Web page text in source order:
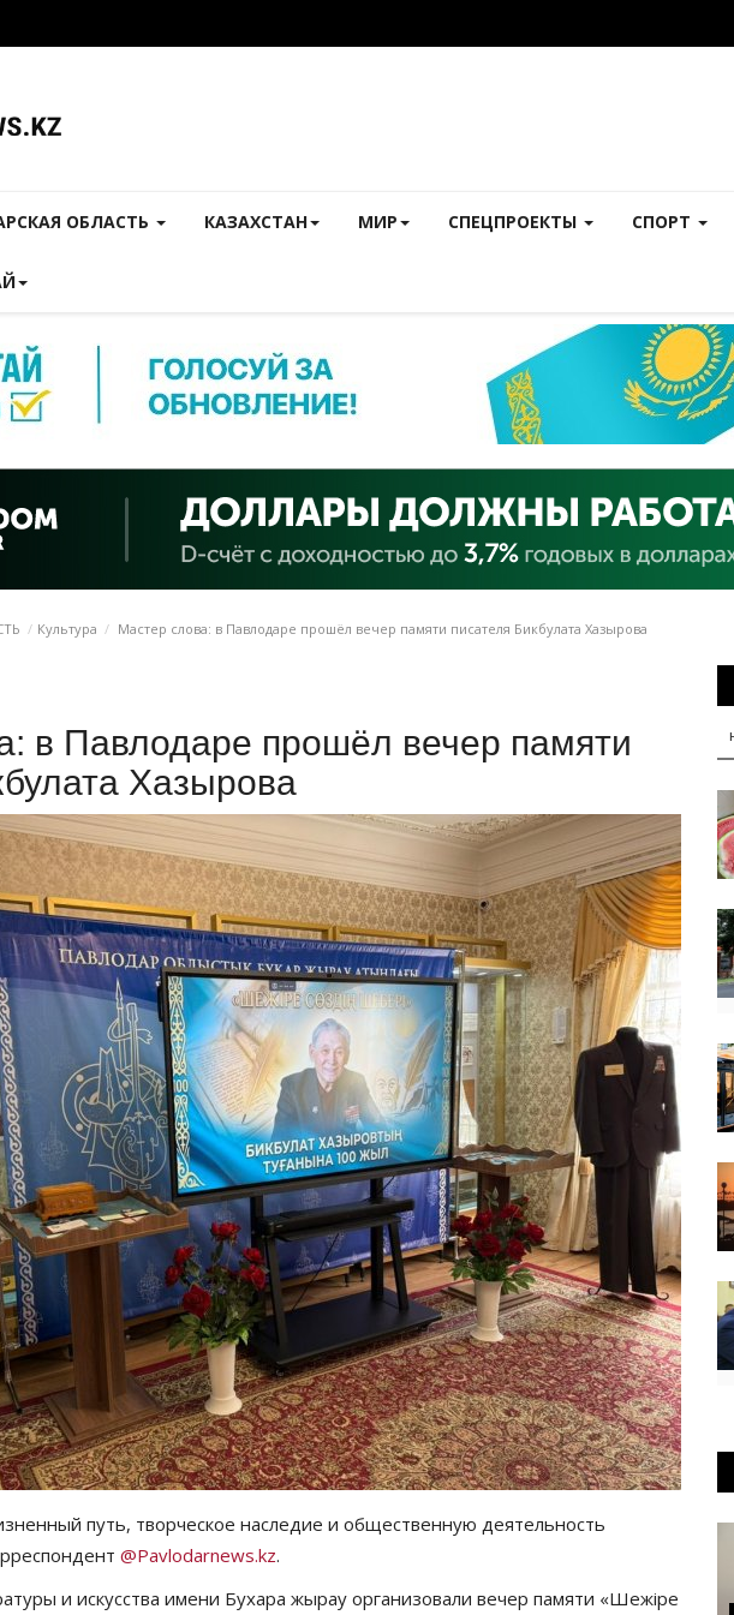
ОБЛАСТЬ КАЗАХСТАН МИР СПЕЦПРОЕКТЫ СПОРТ
Культура Мастер слова: в Павлодаре прошёл вечер памяти писателя Бикбулата Хазырова
в Павлодаре прошёл вечер памяти
Хазырова
путь, творческое наследие и общественную деятельность
@Pavlodarnews.kz.
и искусства имени Бухара жырау организовали вечер памяти «Шежіре